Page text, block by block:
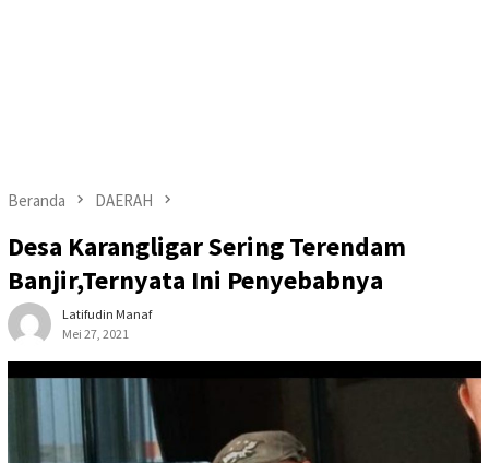
Beranda DAERAH
Desa Karangligar Sering Terendam
Banjir,Ternyata Ini Penyebabnya
Latifudin Manaf
Mei 27, 2021